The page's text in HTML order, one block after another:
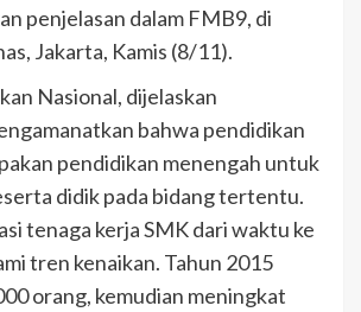
penjelasan dalam FMB9, di
Jakarta, Kamis (8/11).
Nasional, dijelaskan
bahwa pendidikan
pendidikan menengah untuk
didik pada bidang tertentu.
tenaga kerja SMK dari waktu ke
tren kenaikan. Tahun 2015
orang, kemudian meningkat